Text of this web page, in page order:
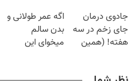
میلیون !
جادوی درمان
جای زخم در سه
هفته! (همین
اگه عمر طولانی و
بدن سالم
میخوای این